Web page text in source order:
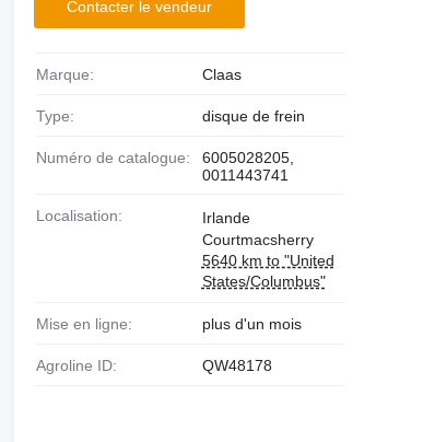
Contacter le vendeur
Marque: Claas
Type: disque de frein
Numéro de catalogue:
6005028205,
0011443741
Localisation:
Irlande
Courtmacsherry
5640 km to "United
States/Columbus"
Mise en ligne: plus d'un mois
Agroline ID: QW48178